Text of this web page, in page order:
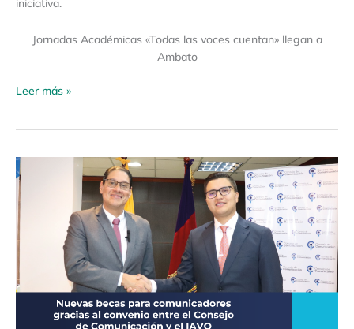
iniciativa.
Jornadas Académicas «Todas las voces cuentan» llegan a
Ambato
Leer más »
Nuevas
becas
para
comunicadores
gracias
convenio
entre
Consejo